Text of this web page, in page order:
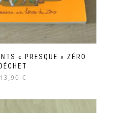
« PRESQUE » ZÉRO
DÉCHET
13,90 €